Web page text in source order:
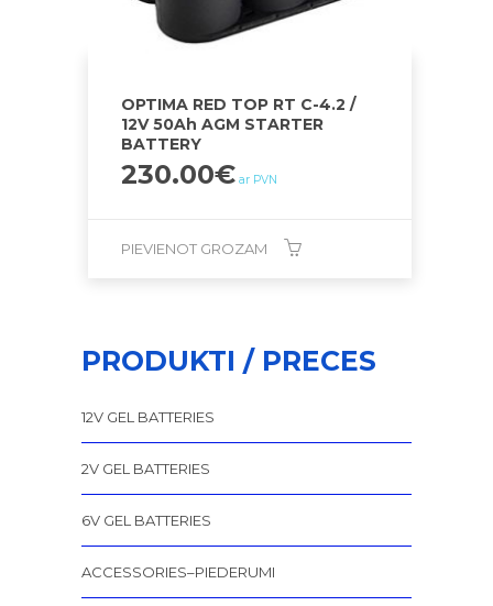
OPTIMA RED TOP RT C-4.2 /
12V 50Ah AGM STARTER
BATTERY
230.00€ ar PVN
PIEVIENOT GROZAM
PRODUKTI / PRECES
12V GEL BATTERIES
2V GEL BATTERIES
6V GEL BATTERIES
ACCESSORIES–PIEDERUMI